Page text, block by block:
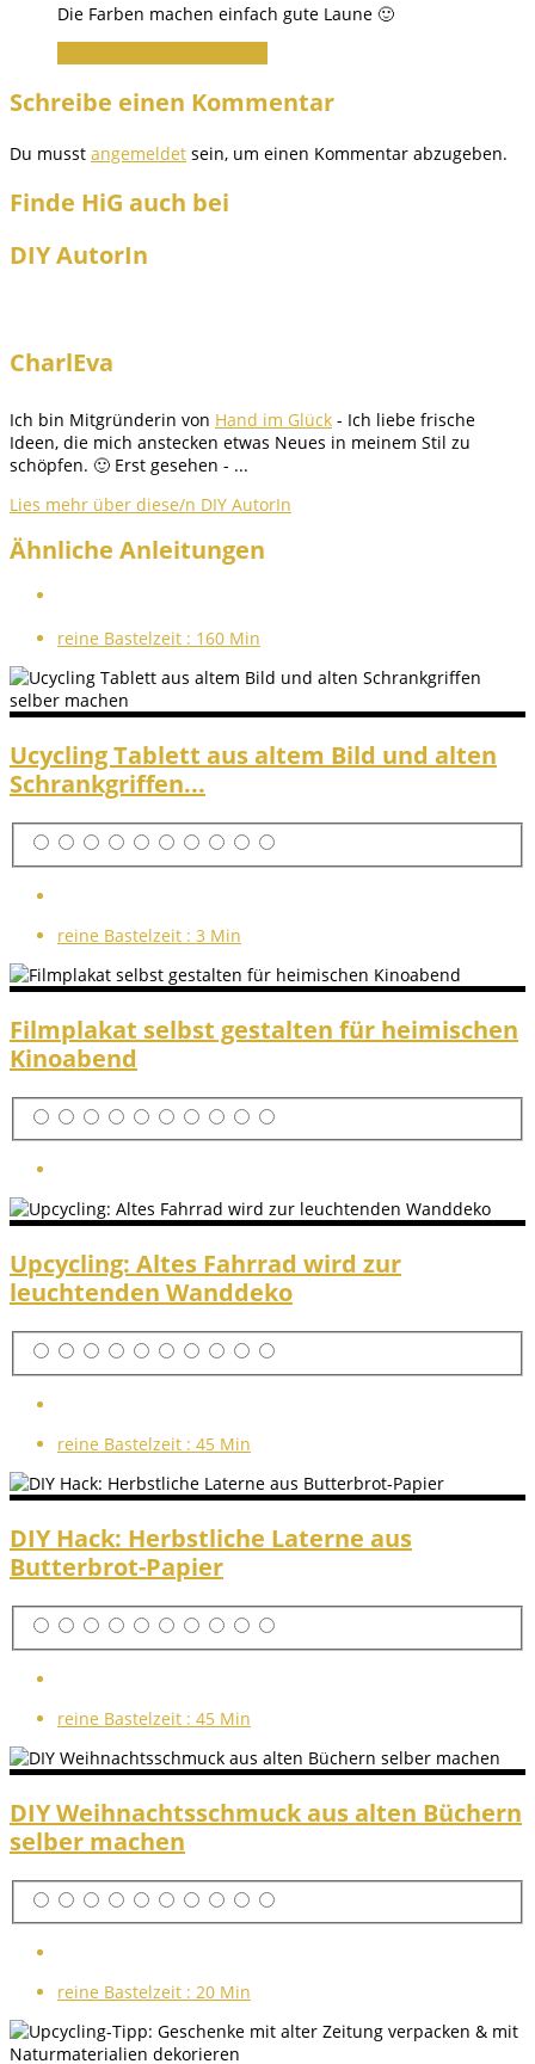
Die Farben machen einfach gute Laune 🙂
Schreibe einen Kommentar
Du musst angemeldet sein, um einen Kommentar abzugeben.
Finde HiG auch bei
DIY AutorIn
CharlEva
Ich bin Mitgründerin von Hand im Glück - Ich liebe frische
Ideen, die mich anstecken etwas Neues in meinem Stil zu
schöpfen. 🙂 Erst gesehen - ...
Lies mehr über diese/n DIY AutorIn
Ähnliche Anleitungen
reine Bastelzeit : 160 Min
Ucycling Tablett aus altem Bild und alten
Schrankgriffen...
reine Bastelzeit : 3 Min
Filmplakat selbst gestalten für heimischen
Kinoabend
Upcycling: Altes Fahrrad wird zur
leuchtenden Wanddeko
reine Bastelzeit : 45 Min
DIY Hack: Herbstliche Laterne aus
Butterbrot-Papier
reine Bastelzeit : 45 Min
DIY Weihnachtsschmuck aus alten Büchern
selber machen
reine Bastelzeit : 20 Min